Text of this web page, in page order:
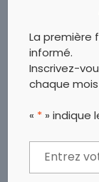
06.03.2023
La première
informé.
Inscrivez-
chaque
« * » indique